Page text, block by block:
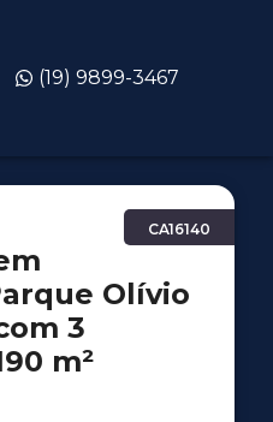
(19) 9899-3467
CA16140
Olívio
3
m²